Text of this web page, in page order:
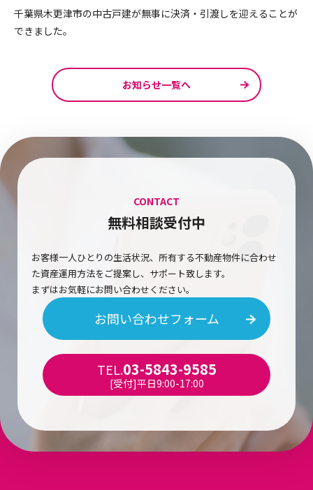
千葉県木更津市の中古戸建が無事に決済・引渡しを迎えることが
できました。
お知らせ一覧へ
CONTACT
無料相談受付中
お客様一人ひとりの生活状況、所有する不動産物件に合わせ
た資産運用方法をご提案し、サポート致します。
まずはお気軽にお問い合わせください。
お問い合わせフォーム
TEL.03-5843-9585
[受付]平日9:00-17:00